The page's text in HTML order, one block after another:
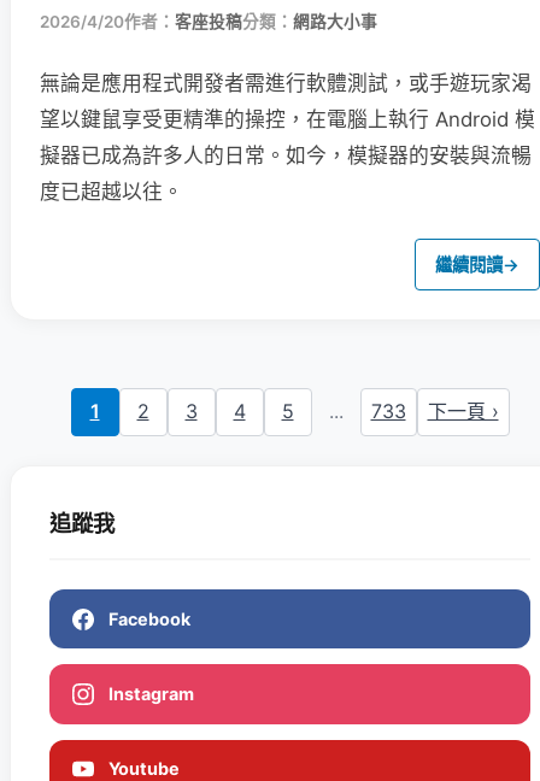
2026/4/20作者： 客座投稿分類： 網路大小事
無論是應用程式開發者需進行軟體測試，或手遊玩家渴
望以鍵鼠享受更精準的操控，在電腦上執行 Android 模
擬器已成為許多人的日常。如今，模擬器的安裝與流暢
度已超越以往。
繼續閱讀→
1 2 3 4 5 ... 733 下一頁 ›
追蹤我
Facebook
Instagram
Youtube